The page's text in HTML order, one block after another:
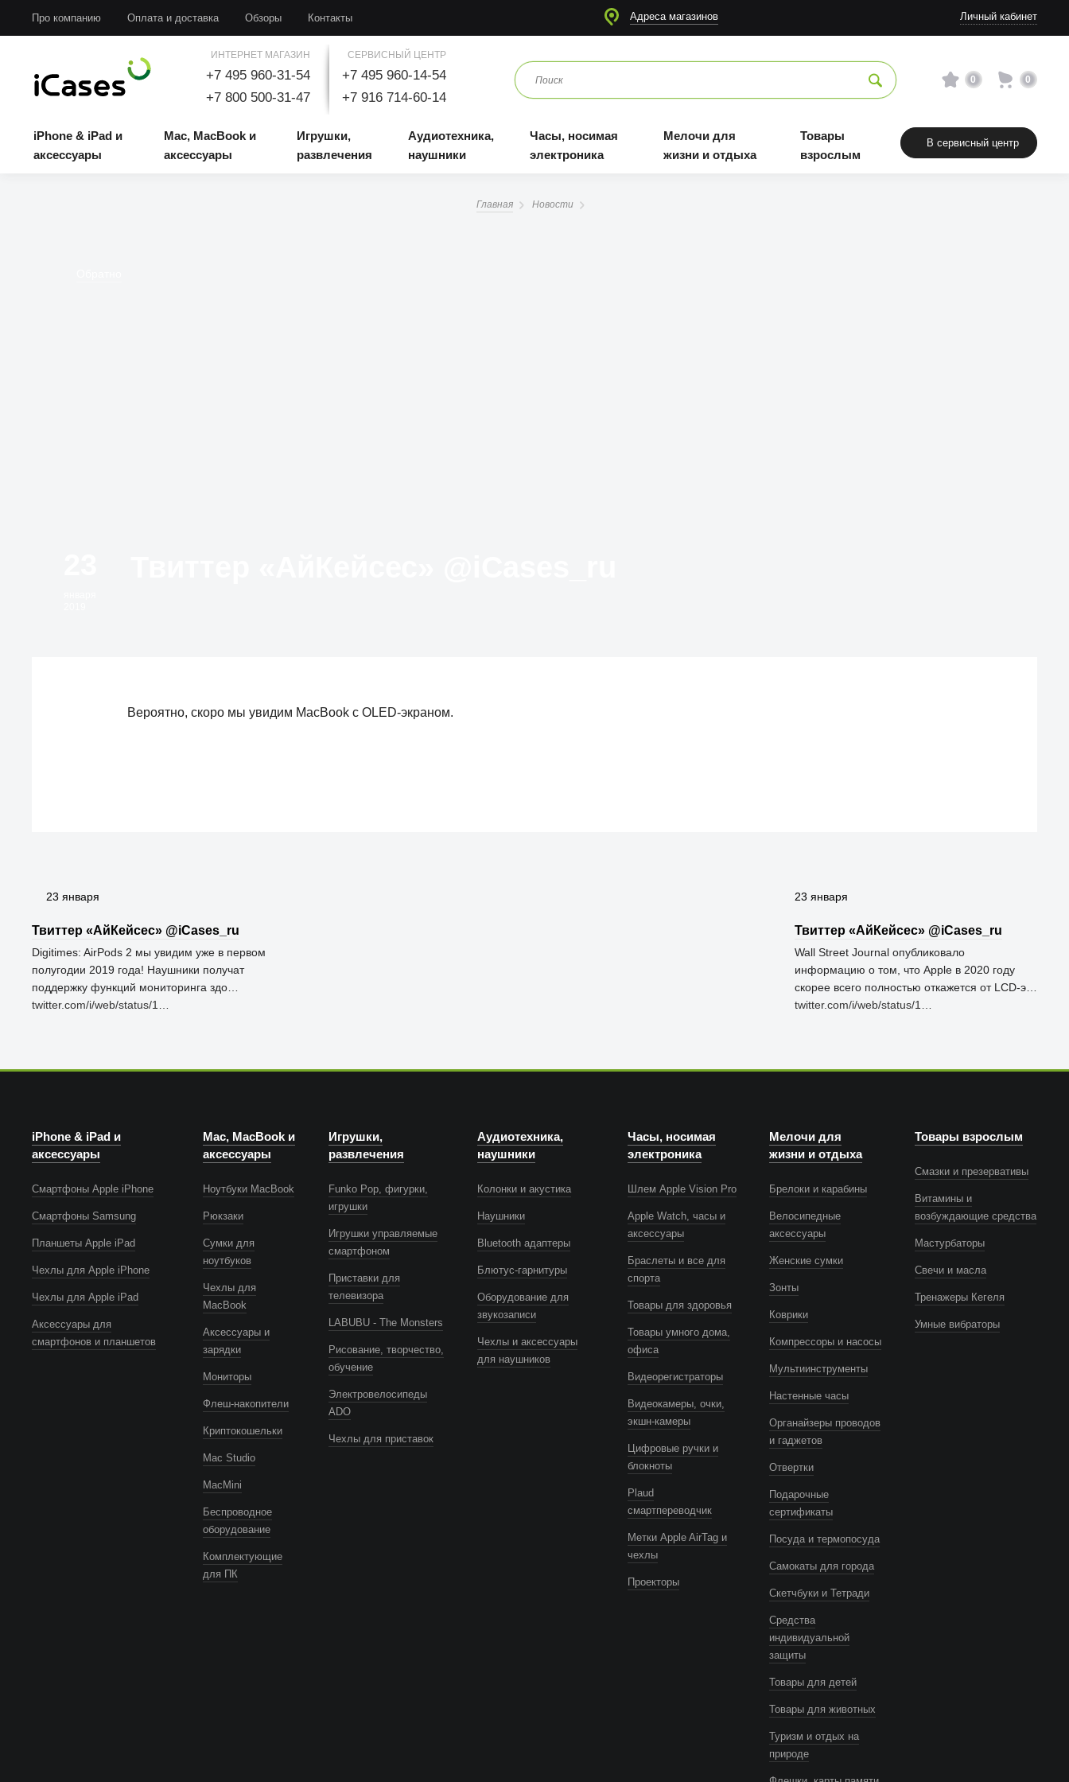
Про компанию Оплата и доставка Обзоры Контакты Адреса магазинов Личный кабинет
ИНТЕРНЕТ МАГАЗИН
+7 495 960-31-54
+7 800 500-31-47
СЕРВИСНЫЙ ЦЕНТР
+7 495 960-14-54
+7 916 714-60-14
0 0
iPhone & iPad и
аксессуары
Mac, MacBook и
аксессуары
Игрушки,
развлечения
Аудиотехника,
наушники
Часы, носимая
электроника
Мелочи для
жизни и отдыха
Товары
взрослым
В сервисный центр
Главная Новости
Вероятно, скоро мы увидим MacBook с OLED-экраном.
23 января
Твиттер «АйКейсес» ‏@iCases_ru
Wall Street Journal опубликовало
информацию о том, что Apple в 2020 году
скорее всего полностью откажется от LCD-э…
twitter.com/i/web/status/1…
23 января
Твиттер «АйКейсес» ‏@iCases_ru
Digitimes: AirPods 2 мы увидим уже в первом
полугодии 2019 года! Наушники получат
поддержку функций мониторинга здо…
twitter.com/i/web/status/1…
iPhone & iPad и
аксессуары
Смартфоны Apple iPhone
Смартфоны Samsung
Планшеты Apple iPad
Чехлы для Apple iPhone
Чехлы для Apple iPad
Аксессуары для
смартфонов и планшетов
Mac, MacBook и
аксессуары
Ноутбуки MacBook
Рюкзаки
Сумки для
ноутбуков
Чехлы для
MacBook
Аксессуары и
зарядки
Мониторы
Флеш-накопители
Криптокошельки
Mac Studio
MacMini
Беспроводное
оборудование
Комплектующие
для ПК
Игрушки,
развлечения
Funko Pop, фигурки,
игрушки
Игрушки управляемые
смартфоном
Приставки для
телевизора
LABUBU - The Monsters
Рисование, творчество,
обучение
Электровелосипеды
ADO
Чехлы для приставок
Аудиотехника,
наушники
Колонки и акустика
Наушники
Bluetooth адаптеры
Блютус-гарнитуры
Оборудование для
звукозаписи
Чехлы и аксессуары
для наушников
Часы, носимая
электроника
Шлем Apple Vision Pro
Apple Watch, часы и
аксессуары
Браслеты и все для
спорта
Товары для здоровья
Товары умного дома,
офиса
Видеорегистраторы
Видеокамеры, очки,
экшн-камеры
Цифровые ручки и
блокноты
Plaud
смартпереводчик
Метки Apple AirTag и
чехлы
Проекторы
Мелочи для
жизни и отдыха
Брелоки и карабины
Велосипедные
аксессуары
Женские сумки
Зонты
Коврики
Компрессоры и насосы
Мультиинструменты
Настенные часы
Органайзеры проводов
и гаджетов
Отвертки
Подарочные
сертификаты
Посуда и термопосуда
Самокаты для города
Скетчбуки и Тетради
Средства
индивидуальной
защиты
Товары для детей
Товары для животных
Туризм и отдых на
природе
Товары взрослым
Смазки и презервативы
Витамины и
возбуждающие средства
Мастурбаторы
Свечи и масла
Тренажеры Кегеля
Умные вибраторы